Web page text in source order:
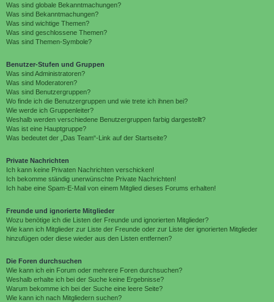
Was sind globale Bekanntmachungen?
Was sind Bekanntmachungen?
Was sind wichtige Themen?
Was sind geschlossene Themen?
Was sind Themen-Symbole?
Benutzer-Stufen und Gruppen
Was sind Administratoren?
Was sind Moderatoren?
Was sind Benutzergruppen?
Wo finde ich die Benutzergruppen und wie trete ich ihnen bei?
Wie werde ich Gruppenleiter?
Weshalb werden verschiedene Benutzergruppen farbig dargestellt?
Was ist eine Hauptgruppe?
Was bedeutet der „Das Team“-Link auf der Startseite?
Private Nachrichten
Ich kann keine Privaten Nachrichten verschicken!
Ich bekomme ständig unerwünschte Private Nachrichten!
Ich habe eine Spam-E-Mail von einem Mitglied dieses Forums erhalten!
Freunde und ignorierte Mitglieder
Wozu benötige ich die Listen der Freunde und ignorierten Mitglieder?
Wie kann ich Mitglieder zur Liste der Freunde oder zur Liste der ignorierten Mitglieder
hinzufügen oder diese wieder aus den Listen entfernen?
Die Foren durchsuchen
Wie kann ich ein Forum oder mehrere Foren durchsuchen?
Weshalb erhalte ich bei der Suche keine Ergebnisse?
Warum bekomme ich bei der Suche eine leere Seite?
Wie kann ich nach Mitgliedern suchen?